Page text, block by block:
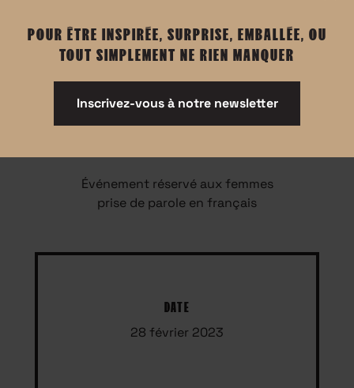
Événement réservé aux femmes
prise de parole en français
DATE
28 février 2023
POUR ÊTRE INSPIRÉE, SURPRISE, EMBALLÉE, OU
TOUT SIMPLEMENT NE RIEN MANQUER
Inscrivez-vous à notre newsletter